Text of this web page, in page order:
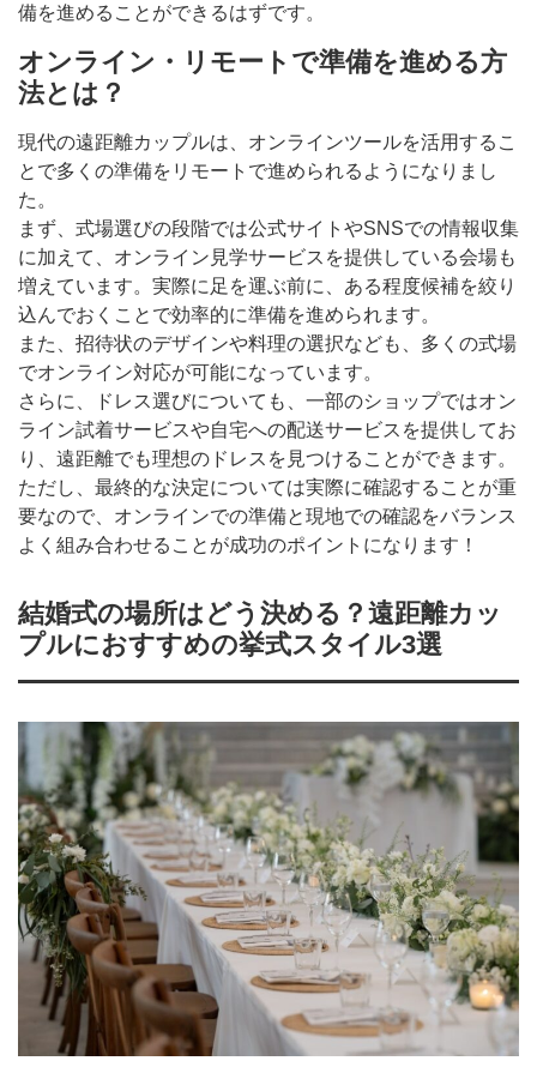
備を進めることができるはずです。
オンライン・リモートで準備を進める方
法とは？
現代の遠距離カップルは、オンラインツールを活用するこ
とで多くの準備をリモートで進められるようになりまし
た。
まず、式場選びの段階では公式サイトやSNSでの情報収集
に加えて、オンライン見学サービスを提供している会場も
増えています。実際に足を運ぶ前に、ある程度候補を絞り
込んでおくことで効率的に準備を進められます。
また、招待状のデザインや料理の選択なども、多くの式場
でオンライン対応が可能になっています。
さらに、ドレス選びについても、一部のショップではオン
ライン試着サービスや自宅への配送サービスを提供してお
り、遠距離でも理想のドレスを見つけることができます。
ただし、最終的な決定については実際に確認することが重
要なので、オンラインでの準備と現地での確認をバランス
よく組み合わせることが成功のポイントになります！
結婚式の場所はどう決める？遠距離カッ
プルにおすすめの挙式スタイル3選